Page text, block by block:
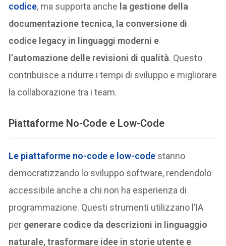
codice, ma supporta anche la gestione della
documentazione tecnica, la conversione di
codice legacy in linguaggi moderni e
l’automazione delle revisioni di qualità. Questo
contribuisce a ridurre i tempi di sviluppo e migliorare
la collaborazione tra i team.
Piattaforme No-Code e Low-Code
Le piattaforme no-code e low-code stanno
democratizzando lo sviluppo software, rendendolo
accessibile anche a chi non ha esperienza di
programmazione. Questi strumenti utilizzano l’IA
per generare codice da descrizioni in linguaggio
naturale, trasformare idee in storie utente e